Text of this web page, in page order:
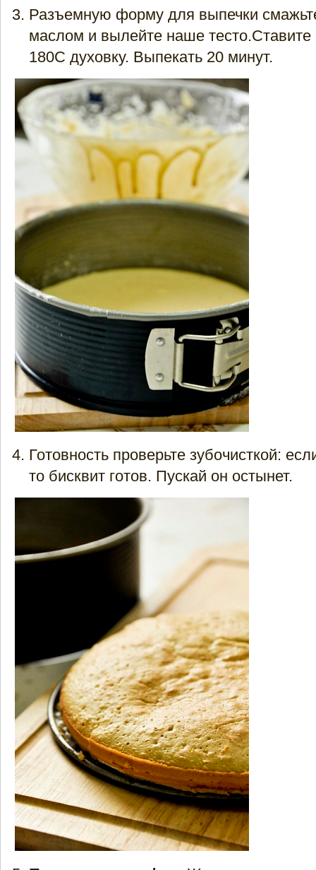
Разъемную форму для выпечки
маслом и вылейте наше тесто.Ставите
180С духовку. Выпекать 20 минут.
Готовность проверьте зубочисткой:
то бисквит готов. Пускай он остынет.